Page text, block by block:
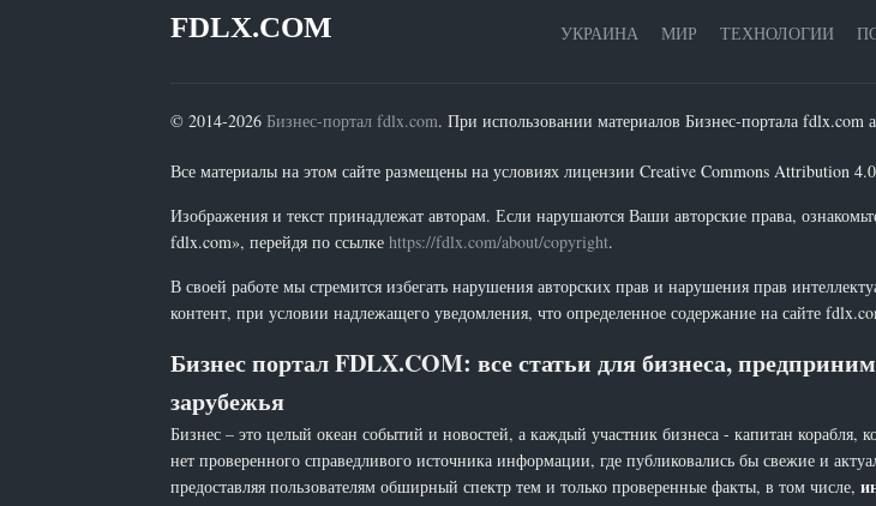
УКРАИНА МИР ТЕХНОЛОГИИ
FDLX.COM
© 2014-2026 Бизнес-портал fdlx.com. При использовании материалов Бизнес-портала fdlx.com
Все материалы на этом сайте размещены на условиях лицензии Creative Commons Attribution
Изображения и текст принадлежат авторам. Если нарушаются Ваши авторские права,
fdlx.com», перейдя по ссылке https://fdlx.com/about/copyright.
В своей работе мы стремится избегать нарушения авторских прав и нарушения прав
контент, при условии надлежащего уведомления, что определенное содержание на сайте
Бизнес портал FDLX.COM: все статьи для бизнеса,
зарубежья
Бизнес – это целый океан событий и новостей, а каждый участник бизнеса - капитан
нет проверенного справедливого источника информации, где публиковались бы свежие и
предоставляя пользователям обширный спектр тем и только проверенные факты, в том числе,